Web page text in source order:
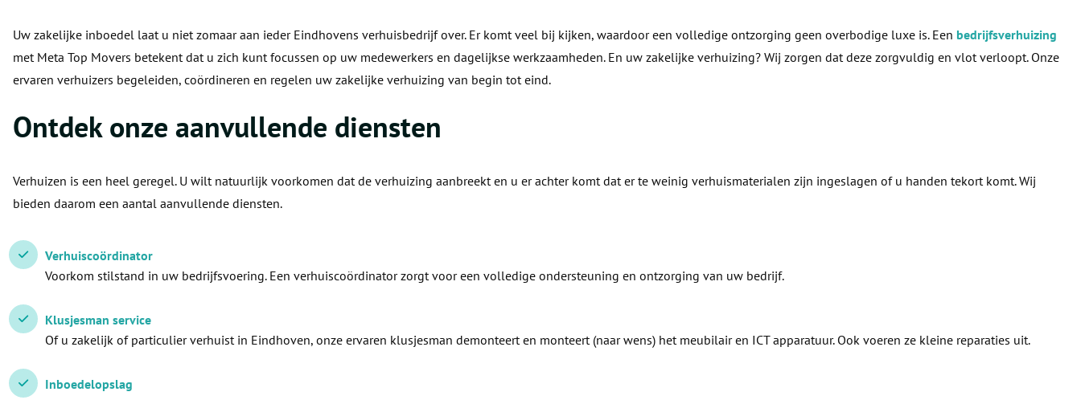
Uw zakelijke inboedel laat u niet zomaar aan ieder Eindhovens verhuisbedrijf over. Er komt veel bij kijken, waardoor een volledige ontzorging geen overbodige luxe is. Een bedrijfsverhuizing
met Meta Top Movers betekent dat u zich kunt focussen op uw medewerkers en dagelijkse werkzaamheden. En uw zakelijke verhuizing? Wij zorgen dat deze zorgvuldig en vlot verloopt. Onze
ervaren verhuizers begeleiden, coördineren en regelen uw zakelijke verhuizing van begin tot eind.
Ontdek onze aanvullende diensten
Verhuizen is een heel geregel. U wilt natuurlijk voorkomen dat de verhuizing aanbreekt en u er achter komt dat er te weinig verhuismaterialen zijn ingeslagen of u handen tekort komt. Wij
bieden daarom een aantal aanvullende diensten.
Verhuiscoördinator
Voorkom stilstand in uw bedrijfsvoering. Een verhuiscoördinator zorgt voor een volledige ondersteuning en ontzorging van uw bedrijf.
Klusjesman service
Of u zakelijk of particulier verhuist in Eindhoven, onze ervaren klusjesman demonteert en monteert (naar wens) het meubilair en ICT apparatuur. Ook voeren ze kleine reparaties uit.
Inboedelopslag